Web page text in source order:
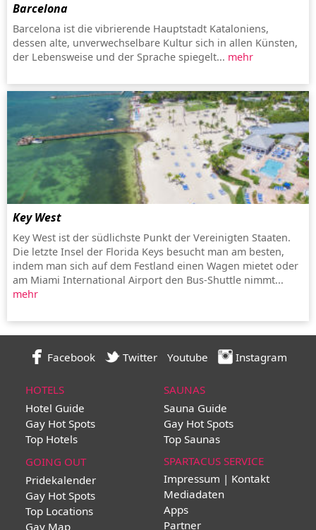
Barcelona
Barcelona ist die vibrierende Hauptstadt Kataloniens,
dessen alte, unverwechselbare Kultur sich in allen Künsten,
der Lebensweise und der Sprache spiegelt... mehr
Key West
Key West ist der südlichste Punkt der Vereinigten Staaten.
Die letzte Insel der Florida Keys besucht man am besten,
indem man sich auf dem Festland einen Wagen mietet oder
am Miami International Airport den Bus-Shuttle nimmt...
mehr
Facebook Twitter Youtube Instagram
HOTELS
Hotel Guide
Gay Hot Spots
Top Hotels
SAUNAS
Sauna Guide
Gay Hot Spots
Top Saunas
GOING OUT
Pridekalender
Gay Hot Spots
Top Locations
Gay Map
SPARTACUS SERVICE
Impressum | Kontakt
Mediadaten
Apps
Partner